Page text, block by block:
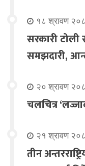
१८ श्रावण
सरकारी टोली
समझदारी,
२० श्रावण
चलचित्र
२१ श्रावण
तीन